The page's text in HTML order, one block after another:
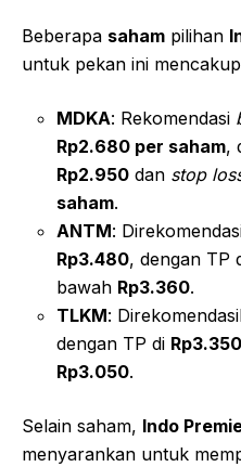
Beberapa saham pilihan
untuk pekan ini
MDKA: Rekomendasi
Rp2.680 per saham,
Rp2.950 dan stop
saham.
ANTM:
Rp3.480, dengan TP
bawah Rp3.360.
TLKM:
dengan TP di Rp3.350
Rp3.050.
Selain saham, Indo
menyarankan untuk